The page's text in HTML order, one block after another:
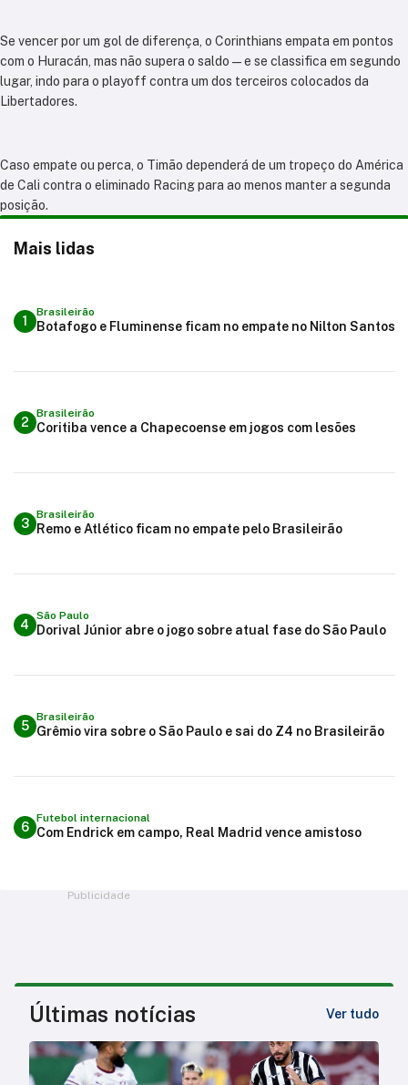
Se vencer por um gol de diferença, o Corinthians empata em pontos
com o Huracán, mas não supera o saldo — e se classifica em segundo
lugar, indo para o playoff contra um dos terceiros colocados da
Libertadores.
Caso empate ou perca, o Timão dependerá de um tropeço do América
de Cali contra o eliminado Racing para ao menos manter a segunda
posição.
Mais lidas
1
Brasileirão
Botafogo e Fluminense ficam no empate no Nilton Santos
2
Brasileirão
Coritiba vence a Chapecoense em jogos com lesões
3
Brasileirão
Remo e Atlético ficam no empate pelo Brasileirão
4
São Paulo
Dorival Júnior abre o jogo sobre atual fase do São Paulo
5
Brasileirão
Grêmio vira sobre o São Paulo e sai do Z4 no Brasileirão
6
Futebol internacional
Com Endrick em campo, Real Madrid vence amistoso
Publicidade
Últimas notícias Ver tudo